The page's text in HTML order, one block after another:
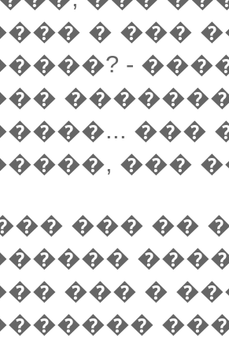
� ���
-
���
���
��� ��
��� �